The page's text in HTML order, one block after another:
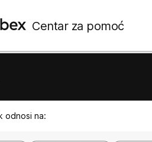
Centar za pomoć
odnosi na: